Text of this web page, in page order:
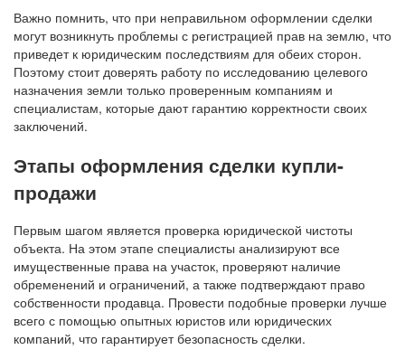
Важно помнить, что при неправильном оформлении сделки
могут возникнуть проблемы с регистрацией прав на землю, что
приведет к юридическим последствиям для обеих сторон.
Поэтому стоит доверять работу по исследованию целевого
назначения земли только проверенным компаниям и
специалистам, которые дают гарантию корректности своих
заключений.
Этапы оформления сделки купли-
продажи
Первым шагом является проверка юридической чистоты
объекта. На этом этапе специалисты анализируют все
имущественные права на участок, проверяют наличие
обременений и ограничений, а также подтверждают право
собственности продавца. Провести подобные проверки лучше
всего с помощью опытных юристов или юридических
компаний, что гарантирует безопасность сделки.